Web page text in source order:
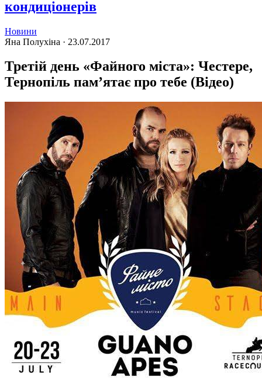
кондиціонерів
Новини
Яна Полухіна · 23.07.2017
Третій день «Файного міста»: Честере,
Тернопіль пам’ятає про тебе (Відео)